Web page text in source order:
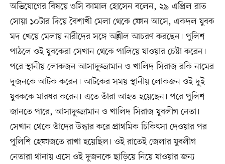
অভিযোগের বিষয়ে ওসি কামাল হোসেন বলেন, ২৯ এপ্রিল রাত
সোয়া ১০টার দিয়ে বৈশাখী মেলা থেকে ফোন আসে, একদল যুবক
মদ খেয়ে মেলায় নারীদের সঙ্গে অশ্লীল আচরণ করছেন। পুলিশ
পাঠলে ওই যুবকেরা সেখান থেকে পালিয়ে যাওয়ার চেষ্টা করেন।
পরে স্থানীয় লোকজন আসাদুজ্জামান ও খালিদ সিরাজ রকি নামের
দুজনকে আটক করেন। আটকের সময় স্থানীয় লোকজন ওই দুই
যুবককে মারধর করেন। এতে তাঁরা আহত হয়েছেন। পরে পুলিশ
জানতে পারে, আসাদুজ্জামান ও খালিদ সিরাজ যুবলীগ নেতা।
সেখান থেকে তাঁদের উদ্ধার করে প্রাথমিক চিকিৎসা দেওয়ার পর
পুলিশি হেফাজতে রাখা হয়েছিল। ওই রাতেই জেলার যুবলীগ
নেতারা থানায় এসে ওই দুজনকে ছাড়িয়ে নিয়ে যাওয়ার জন্য